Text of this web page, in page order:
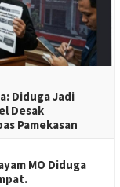
Diduga Jadi
Desak
Pamekasan
MO Diduga